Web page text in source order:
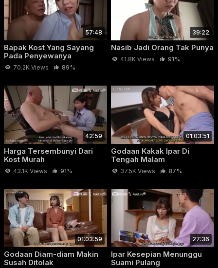
Tiap hari bosnya godain Iori pelan-pelan, remas, jilat, isap
putingnya sampe tambah gede banget. Awalnya Iori cuma
ngerasa risi, tapi lama-lama badannya berubah total — dia
bisa orgasme cuma di raba putingnya saja.
57:48
Bapak Kost Yang Sayang
Pada Penyewanya
70.2K Views 89%
39:22
Nasib Jadi Orang Tak Punya
41.8K Views 91%
42:59
Harga Tersembunyi Dari
Kost Murah
43.1K Views 91%
01:03:51
Godaan Kakak Ipar Di
Tengah Malam
37.5K Views 87%
01:03:59
Godaan Diam-diam Makin
Susah Ditolak
27:36
Ipar Kesepian Menunggu
Suami Pulang